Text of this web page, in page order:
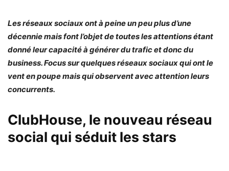
Les réseaux sociaux ont à peine un peu plus d’une
décennie mais font l’objet de toutes les attentions étant
donné leur capacité à générer du trafic et donc du
business. Focus sur quelques réseaux sociaux qui ont le
vent en poupe mais qui observent avec attention leurs
concurrents.
ClubHouse, le nouveau réseau
social qui séduit les stars